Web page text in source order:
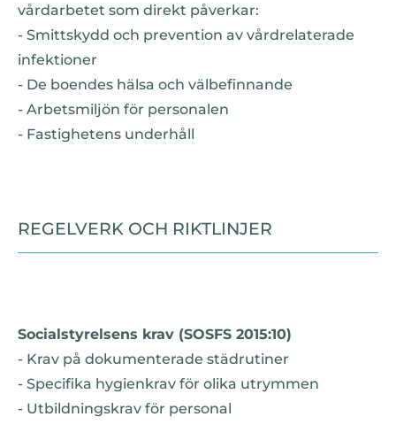
vårdarbetet som direkt påverkar:
- Smittskydd och prevention av vårdrelaterade
infektioner
- De boendes hälsa och välbefinnande
- Arbetsmiljön för personalen
- Fastighetens underhåll
REGELVERK OCH RIKTLINJER
Socialstyrelsens krav (SOSFS 2015:10)
- Krav på dokumenterade städrutiner
- Specifika hygienkrav för olika utrymmen
- Utbildningskrav för personal